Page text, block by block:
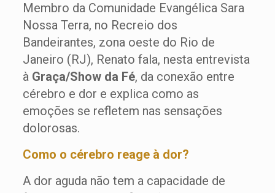
Membro da Comunidade Evangélica Sara
Nossa Terra, no Recreio dos
Bandeirantes, zona oeste do Rio de
Janeiro (RJ), Renato fala, nesta entrevista
à Graça/Show da Fé, da conexão entre
cérebro e dor e explica como as
emoções se refletem nas sensações
dolorosas.
Como o cérebro reage à dor?
A dor aguda não tem a capacidade de